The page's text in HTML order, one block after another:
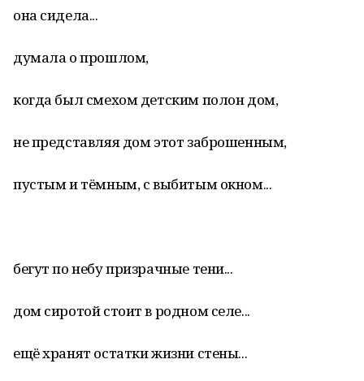
она сидела...
думала о прошлом,
когда был смехом детским полон дом,
не представляя дом этот заброшенным,
пустым и тёмным, с выбитым окном...
бегут по небу призрачные тени...
дом сиротой стоит в родном селе...
ещё хранят остатки жизни стены...